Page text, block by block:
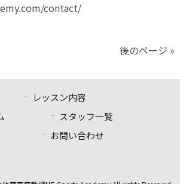
contact/
後のページ »
レッスン内容
スタッフ一覧
お問い合わせ